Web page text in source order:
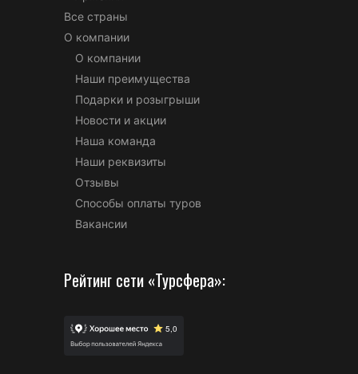
Все страны
О компании
О компании
Наши преимущества
Подарки и розыгрыши
Новости и акции
Наша команда
Наши реквизиты
Отзывы
Способы оплаты туров
Вакансии
Рейтинг сети «Турсфера»: